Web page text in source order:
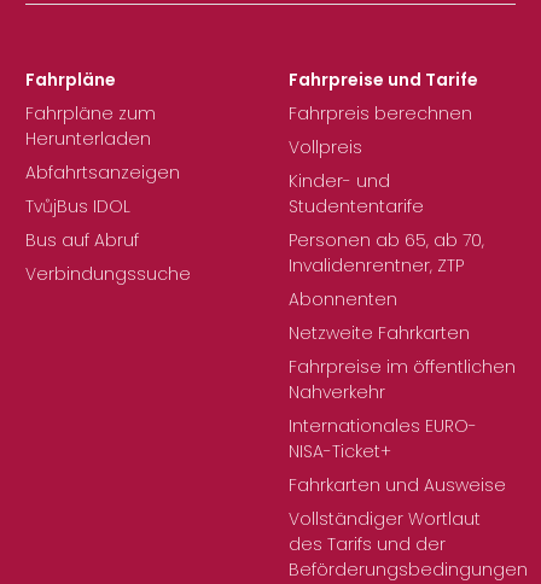
Fahrpläne
Fahrpläne zum
Herunterladen
Abfahrtsanzeigen
TvůjBus IDOL
Bus auf Abruf
Verbindungssuche
Fahrpreise und Tarife
Fahrpreis berechnen
Vollpreis
Kinder- und
Studententarife
Personen ab 65, ab 70,
Invalidenrentner, ZTP
Abonnenten
Netzweite Fahrkarten
Fahrpreise im öffentlichen
Nahverkehr
Internationales EURO-
NISA-Ticket+
Fahrkarten und Ausweise
Vollständiger Wortlaut
des Tarifs und der
Beförderungsbedingungen